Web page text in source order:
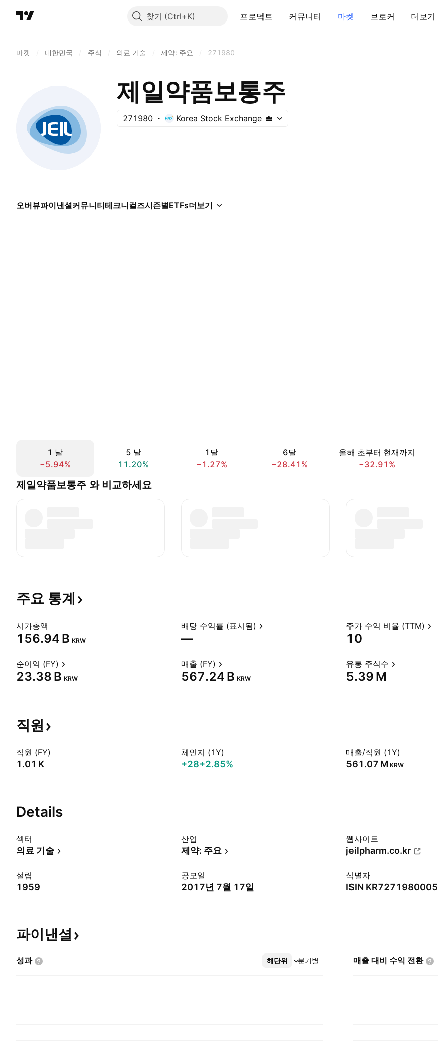
찾기 프로덕트 커뮤니티 마켓 브로커 더보기
마켓 대한민국 주식 의료 기술 제약: 주요 271980
제일약품보통주
271980 Korea Stock Exchange
오버뷰파이낸셜커뮤니티테크니컬즈시즌별ETFs더보기
1 날
−5.94%
5 날
11.20%
1달
−1.27%
6달
−28.41%
올해 초부터 현재까지
−32.91%
제일약품보통주 와 비교하세요
주요 통계
시가총액
‪156.94 B‬ KRW
배당 수익률 (표시됨)
—
주가 수익 비율 (TTM)
10
순이익 (FY)
‪23.38 B‬ KRW
매출 (FY)
‪567.24 B‬ KRW
유통 주식수
‪5.39 M‬
직원
직원 (FY)
‪1.01 K‬
체인지 (1Y)
+28+2.85%
매출/직원 (1Y)
‪561.07 M‬ KRW
Details
섹터
의료 기술
산업
제약: 주요
웹사이트
jeilpharm.co.kr
설립
1959
공모일
2017년 7월 17일
식별자
ISIN KR7271980005
파이낸셜
성과 해단위 분기별
더보기 매출 대비 수익 전환